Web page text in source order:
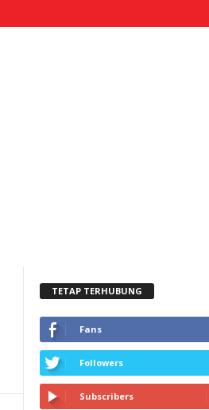
TETAP TERHUBUNG
Fans
Followers
Subscribers